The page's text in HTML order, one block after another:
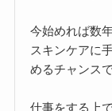
今始めれば数
スキンケアに
めるチャンスで
仕事をする上